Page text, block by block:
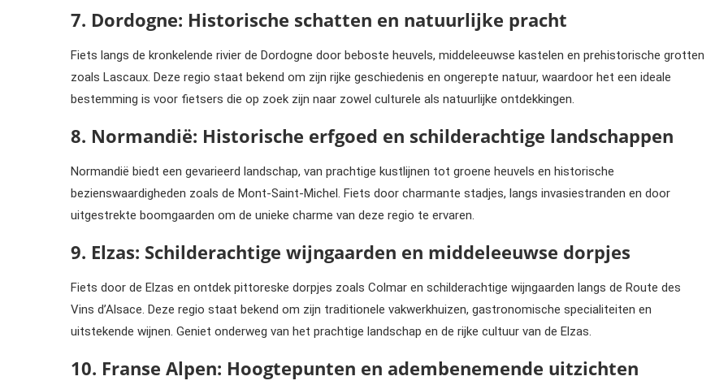
7. Dordogne: Historische schatten en natuurlijke pracht
Fiets langs de kronkelende rivier de Dordogne door beboste heuvels, middeleeuwse kastelen en prehistorische grotten
zoals Lascaux. Deze regio staat bekend om zijn rijke geschiedenis en ongerepte natuur, waardoor het een ideale
bestemming is voor fietsers die op zoek zijn naar zowel culturele als natuurlijke ontdekkingen.
8. Normandië: Historische erfgoed en schilderachtige landschappen
Normandië biedt een gevarieerd landschap, van prachtige kustlijnen tot groene heuvels en historische
bezienswaardigheden zoals de Mont-Saint-Michel. Fiets door charmante stadjes, langs invasiestranden en door
uitgestrekte boomgaarden om de unieke charme van deze regio te ervaren.
9. Elzas: Schilderachtige wijngaarden en middeleeuwse dorpjes
Fiets door de Elzas en ontdek pittoreske dorpjes zoals Colmar en schilderachtige wijngaarden langs de Route des
Vins d’Alsace. Deze regio staat bekend om zijn traditionele vakwerkhuizen, gastronomische specialiteiten en
uitstekende wijnen. Geniet onderweg van het prachtige landschap en de rijke cultuur van de Elzas.
10. Franse Alpen: Hoogtepunten en adembenemende uitzichten